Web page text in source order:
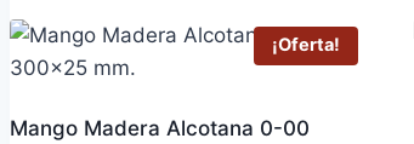
¡Oferta!
Mango Madera Alcotana 0-00